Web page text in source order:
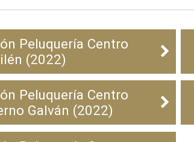
Peluquería Centro
(2022)
Peluquería Centro
Galván (2022)